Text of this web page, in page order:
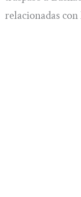
relacionadas